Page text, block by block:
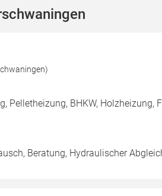
Pelletheizung, BHKW, Holzheizung,
Beratung, Hydraulischer